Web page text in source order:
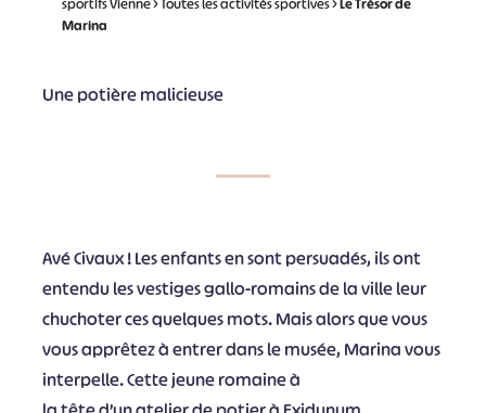
sportifs Vienne>Toutes les activités sportives>Le Trésor de
Marina
Une potière malicieuse
Avé Civaux ! Les enfants en sont persuadés, ils ont
entendu les vestiges gallo-romains de la ville leur
chuchoter ces quelques mots. Mais alors que vous
vous apprêtez à entrer dans le musée, Marina vous
interpelle. Cette jeune romaine à